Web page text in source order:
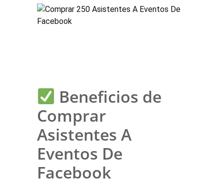
Beneficios de
Comprar
Asistentes A
Eventos De
Facebook